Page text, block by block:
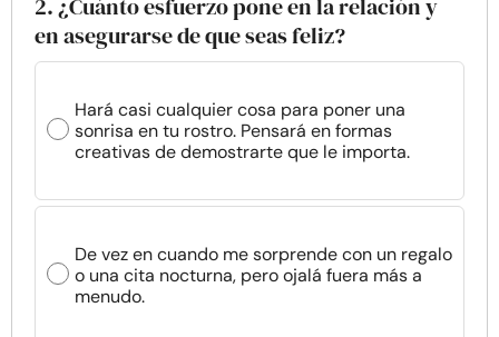
2. ¿Cuánto esfuerzo pone en la relación y
en asegurarse de que seas feliz?
Hará casi cualquier cosa para poner una
sonrisa en tu rostro. Pensará en formas
creativas de demostrarte que le importa.
De vez en cuando me sorprende con un regalo
o una cita nocturna, pero ojalá fuera más a
menudo.